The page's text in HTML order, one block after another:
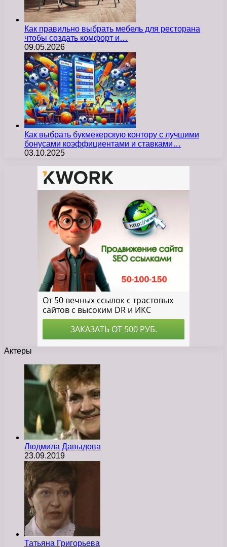
Как правильно выбрать мебель для ресторана
чтобы создать комфорт и…
09.05.2026
Как выбрать букмекерскую контору с лучшими
бонусами коэффициентами и ставками…
03.10.2025
Актеры
Людмила Давыдова
23.09.2019
Татьяна Григорьева